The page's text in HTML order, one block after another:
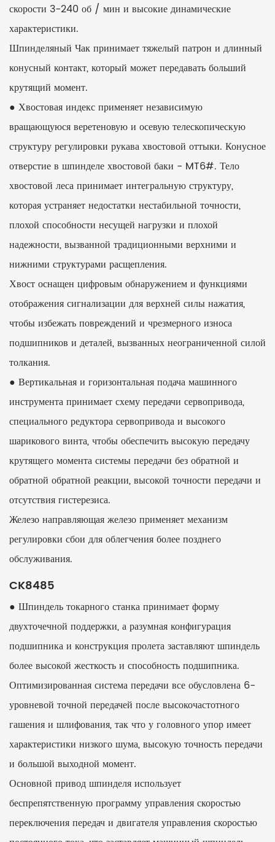
скорости 3-240 об / мин и высокие динамические
характеристики.
Шпинделяный Чак принимает тяжелый патрон и длинный
конусный контакт, который может передавать больший
крутящий момент.
● Хвостовая индекс применяет независимую
вращающуюся веретеновую и осевую телескопическую
структуру регулировки рукава хвостовой оттыки. Конусное
отверстие в шпинделе хвостовой баки - MT6#. Тело
хвостовой леса принимает интегральную структуру,
которая устраняет недостатки нестабильной точности,
плохой способности несущей нагрузки и плохой
надежности, вызванной традиционными верхними и
нижними структурами расщепления.
Хвост оснащен цифровым обнаружением и функциями
отображения сигнализации для верхней силы нажатия,
чтобы избежать повреждений и чрезмерного износа
подшипников и деталей, вызванных неограниченной силой
толкания.
● Вертикальная и горизонтальная подача машинного
инструмента принимает схему передачи сервопривода,
специального редуктора сервопривода и высокого
шарикового винта, чтобы обеспечить высокую передачу
крутящего момента системы передачи без обратной и
обратной обратной реакции, высокой точности передачи и
отсутствия гистерезиса.
Железо направляющая железо применяет механизм
регулировки сбои для облегчения более позднего
обслуживания.
CK8485
● Шпиндель токарного станка принимает форму
двухточечной поддержки, а разумная конфигурация
подшипника и конструкция пролета заставляют шпиндель
более высокой жесткость и способность подшипника.
Оптимизированная система передачи все обусловлена ​​6-
уровневой точной передачей после высокочастотного
гашения и шлифования, так что у головного упор имеет
характеристики низкого шума, высокую точность передачи
и большой выходной момент.
Основной привод шпинделя использует
беспрепятственную программу управления скоростью
переключения передач и двигателя управления скоростью